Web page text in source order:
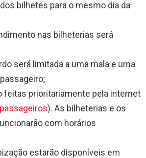
bilhetes para o mesmo dia da
nas bilheterias será
será limitada a uma mala e uma
feitas prioritariamente pela internet
). As bilheterias e os
com horários
estarão disponíveis em